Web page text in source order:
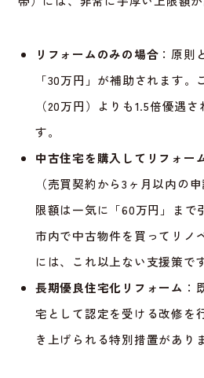
リフォームのみの場合 ：原則
「30万円」が補助されます
（20万円）よりも1.5倍優遇
す。
中古住宅を購入してリフォー
（売買契約から3ヶ月以内の
限額は一気に「60万円」まで
市内で中古物件を買ってリノ
には、これ以上ない支援策です
長期優良住宅化リフォーム ：
宅として認定を受ける改修を
き上げられる特別措置があり